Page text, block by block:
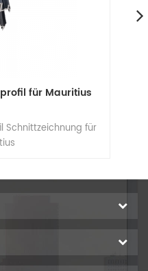
für Mauritius
Schnittzeichnung für